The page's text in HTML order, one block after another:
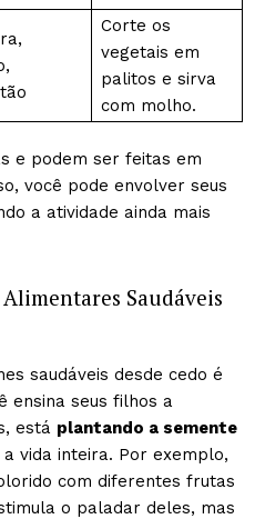
Corte os
vegetais em
palitos e sirva
com molho.
e podem ser feitas em
você pode envolver seus
a atividade ainda mais
Saudáveis
saudáveis desde cedo é
ensina seus filhos a
está plantando a semente
vida inteira. Por exemplo,
com diferentes frutas
o paladar deles, mas